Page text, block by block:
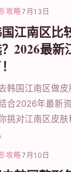
攻略7月13日
江南区比
2026最新
韩国江南区做
合2026年最新
挑对江南区皮
攻略7月10日